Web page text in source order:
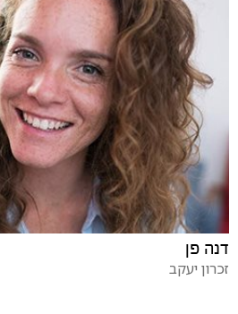
דנה פן
זכרון יעקב